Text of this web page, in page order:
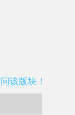
该版块！